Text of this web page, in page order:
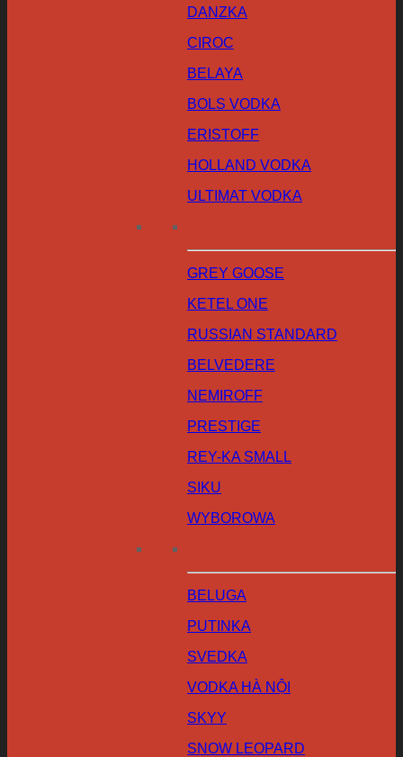
DANZKA
CIROC
BELAYA
BOLS VODKA
ERISTOFF
HOLLAND VODKA
ULTIMAT VODKA
GREY GOOSE
KETEL ONE
RUSSIAN STANDARD
BELVEDERE
NEMIROFF
PRESTIGE
REY-KA SMALL
SIKU
WYBOROWA
BELUGA
PUTINKA
SVEDKA
VODKA HÀ NỘI
SKYY
SNOW LEOPARD